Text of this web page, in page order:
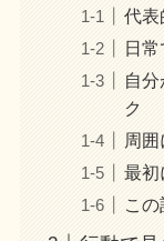
代表
日
自
ク
周
最初
こ